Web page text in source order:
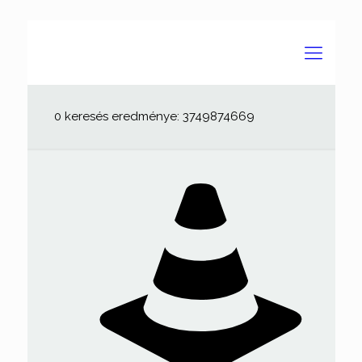
0 keresés eredménye: 3749874669